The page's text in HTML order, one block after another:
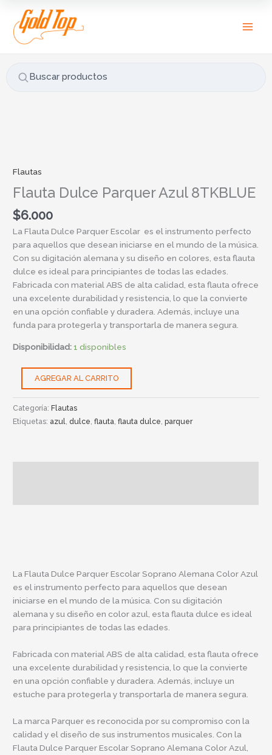
contenido
Buscar productos
u
s
Flautas
Flauta Dulce Parquer Azul 8TKBLUE
$6.000
La Flauta Dulce Parquer Escolar es el instrumento perfecto
para aquellos que desean iniciarse en el mundo de la música.
Con su digitación alemana y su diseño en colores, esta flauta
dulce es ideal para principiantes de todas las edades.
Fabricada con material ABS de alta calidad, esta flauta ofrece
una excelente durabilidad y resistencia, lo que la convierte
en una opción confiable y duradera. Además, incluye una
funda para protegerla y transportarla de manera segura.
Disponibilidad:1 disponibles
Parquer
8TKBLUE
cantidad
AGREGAR AL CARRITO
Categoría:Flautas
Etiquetas: azul, dulce,flauta,flauta dulce,parquer
La Flauta Dulce Parquer Escolar Soprano Alemana Color Azul
es el instrumento perfecto para aquellos que desean
iniciarse en el mundo de la música. Con su digitación
alemana y su diseño en color azul, esta flauta dulce es ideal
para principiantes de todas las edades.
Fabricada con material ABS de alta calidad, esta flauta ofrece
una excelente durabilidad y resistencia, lo que la convierte
en una opción confiable y duradera. Además, incluye un
estuche para protegerla y transportarla de manera segura.
La marca Parquer es reconocida por su compromiso con la
calidad y el diseño de sus instrumentos musicales. Con la
Flauta Dulce Parquer Escolar Soprano Alemana Color Azul,